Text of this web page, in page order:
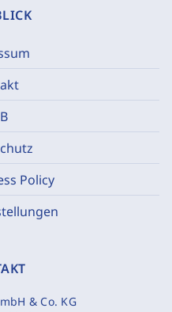
Policy
& Co. KG